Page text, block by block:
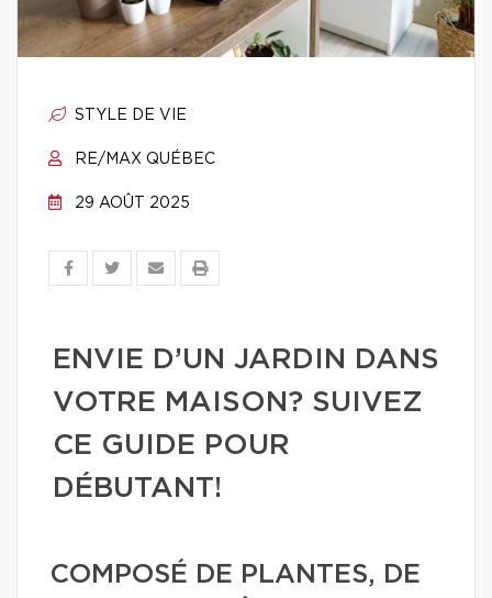
STYLE DE VIE
RE/MAX QUÉBEC
29 AOÛT 2025
ENVIE D’UN JARDIN DANS
VOTRE MAISON? SUIVEZ
CE GUIDE POUR
DÉBUTANT!
COMPOSÉ DE PLANTES, DE